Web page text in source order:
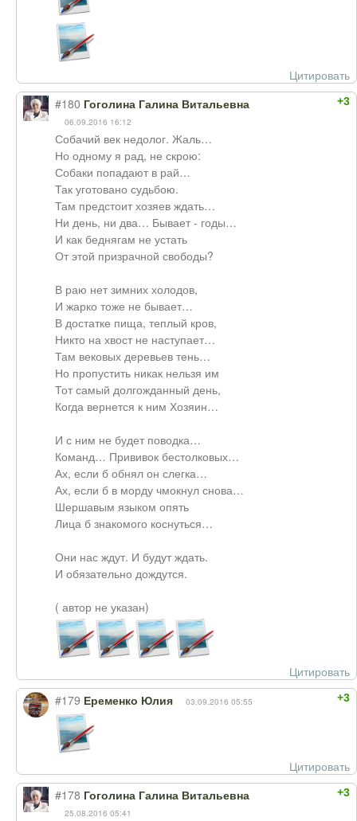
Цитировать
+3
#180 Гоголина Галина Витальевна
06.09.2016 16:12
Собачий век недолог. Жаль…
Но одному я рад, не скрою:
Собаки попадают в рай…
Так уготовано судьбою.
Там предстоит хозяев ждать…
Ни день, ни два… Бывает - годы…
И как беднягам не устать
От этой призрачной свободы?
В раю нет зимних холодов,
И жарко тоже не бывает…
В достатке пища, теплый кров,
Никто на хвост не наступает…
Там вековых деревьев тень…
Но пропустить никак нельзя им
Тот самый долгожданный день,
Когда вернется к ним Хозяин…
И с ним не будет поводка…
Команд… Прививок бестолковых…
Ах, если б обнял он слегка…
Ах, если б в морду чмокнул снова…
Шершавым языком опять
Лица б знакомого коснуться…
Они нас ждут. И будут ждать.
И обязательно дождутся.
( автор не указан)
Цитировать
+3
#179 Еременко Юлия 03.09.2016 05:55
Цитировать
+3
#178 Гоголина Галина Витальевна
25.08.2016 05:41